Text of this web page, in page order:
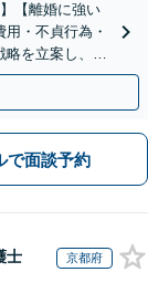
【離婚に強い
・不貞行為・
略を立案し、全
で面談予約
士 京都府